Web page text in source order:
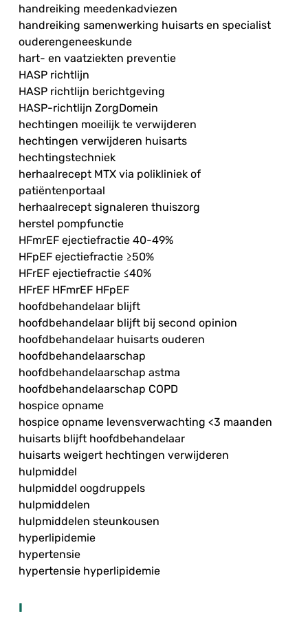
handreiking meedenkadviezen
handreiking samenwerking huisarts en specialist
ouderengeneeskunde
hart- en vaatziekten preventie
HASP richtlijn
HASP richtlijn berichtgeving
HASP-richtlijn ZorgDomein
hechtingen moeilijk te verwijderen
hechtingen verwijderen huisarts
hechtingstechniek
herhaalrecept MTX via polikliniek of
patiëntenportaal
herhaalrecept signaleren thuiszorg
herstel pompfunctie
HFmrEF ejectiefractie 40-49%
HFpEF ejectiefractie ≥50%
HFrEF ejectiefractie ≤40%
HFrEF HFmrEF HFpEF
hoofdbehandelaar blijft
hoofdbehandelaar blijft bij second opinion
hoofdbehandelaar huisarts ouderen
hoofdbehandelaarschap
hoofdbehandelaarschap astma
hoofdbehandelaarschap COPD
hospice opname
hospice opname levensverwachting <3 maanden
huisarts blijft hoofdbehandelaar
huisarts weigert hechtingen verwijderen
hulpmiddel
hulpmiddel oogdruppels
hulpmiddelen
hulpmiddelen steunkousen
hyperlipidemie
hypertensie
hypertensie hyperlipidemie
I